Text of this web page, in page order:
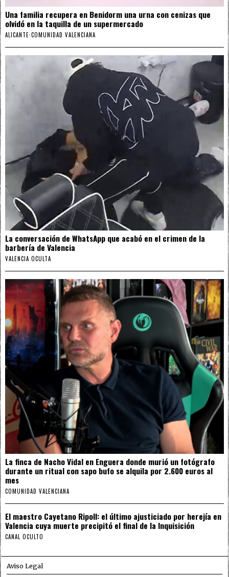
Una familia recupera en Benidorm una urna con cenizas que
olvidó en la taquilla de un supermercado
ALICANTE·COMUNIDAD VALENCIANA
La conversación de WhatsApp que acabó en el crimen de la
barbería de Valencia
VALENCIA OCULTA
La finca de Nacho Vidal en Enguera donde murió un fotógrafo
durante un ritual con sapo bufo se alquila por 2.600 euros al
mes
COMUNIDAD VALENCIANA
El maestro Cayetano Ripoll: el último ajusticiado por herejía en
Valencia cuya muerte precipitó el final de la Inquisición
CANAL OCULTO
Aviso Legal